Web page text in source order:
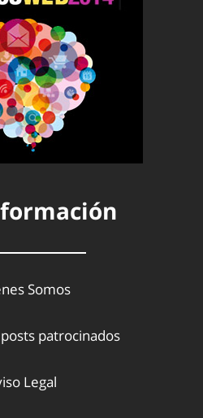
Somos
patrocinados
Legal